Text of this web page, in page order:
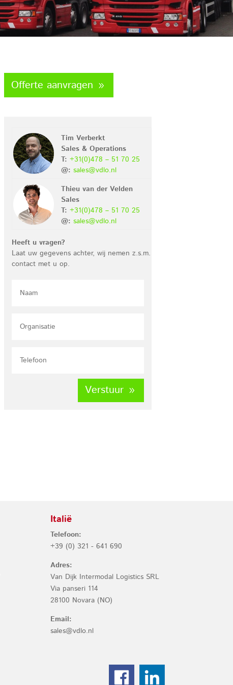
over ons
filosofie
contact
Offerte aanvragen
Tim Verberkt
Sales & Operations
T: +31(0)478 – 51 70 25
@: sales@vdlo.nl
Thieu van der Velden
Sales
T: +31(0)478 – 51 70 25
@: sales@vdlo.nl
Heeft u vragen?
Laat uw gegevens achter, wij nemen z.s.m.
contact met u op.
Verstuur
Italië
Telefoon:
+39 (0) 321 - 641 690
Adres:
Van Dijk Intermodal Logistics SRL
Via panseri 114
28100 Novara (NO)
Email:
sales@vdlo.nl